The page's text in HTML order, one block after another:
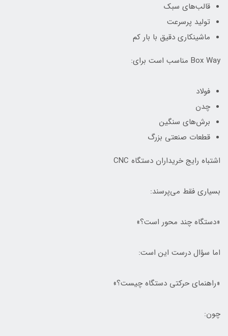
قالب‌های سبک
تولید پرسرعت
ماشینکاری دقیق با بار کم
Box Way مناسب است برای:
فولاد
چدن
برش‌های سنگین
قطعات صنعتی بزرگ
اشتباه رایج خریداران دستگاه CNC
بسیاری فقط می‌پرسند:
«دستگاه چند محور است؟»
اما سؤال درست این است:
«راهنمای حرکتی دستگاه چیست؟»
چون: